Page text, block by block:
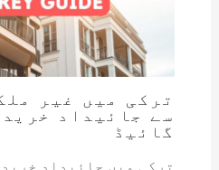
ترکی میں غیر
سے جائیداد
گائیڈ
ترکی میں جائیداد